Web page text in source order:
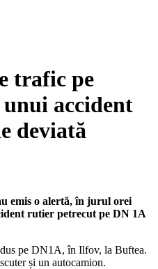
trafic pe
accident
deviată
emis o alertă, în jurul orei
rutier petrecut pe DN 1A
pe DN1A, în Ilfov, la Buftea.
și un autocamion.